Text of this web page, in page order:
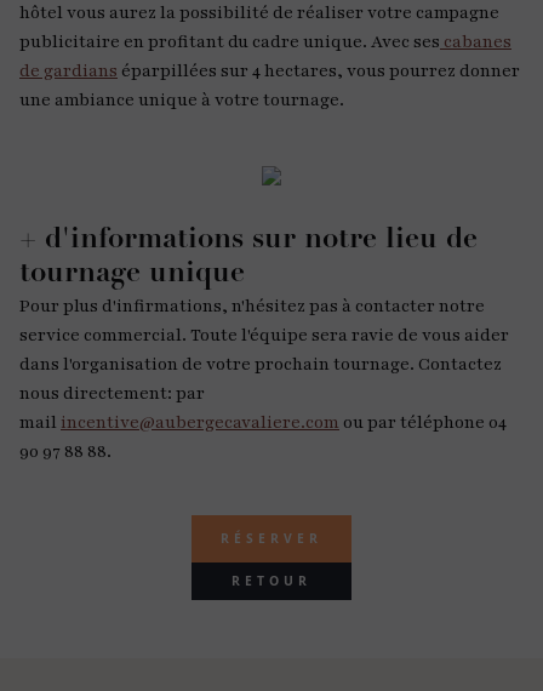
hôtel vous aurez la possibilité de réaliser votre campagne
publicitaire en profitant du cadre unique. Avec ses cabanes
de gardians éparpillées sur 4 hectares, vous pourrez donner
une ambiance unique à votre tournage.
+ d'informations sur notre lieu de
tournage unique
Pour plus d'infirmations, n'hésitez pas à contacter notre
service commercial. Toute l'équipe sera ravie de vous aider
dans l'organisation de votre prochain tournage. Contactez
nous directement: par
mail incentive@aubergecavaliere.com ou par téléphone 04
90 97 88 88.
RÉSERVER
RETOUR